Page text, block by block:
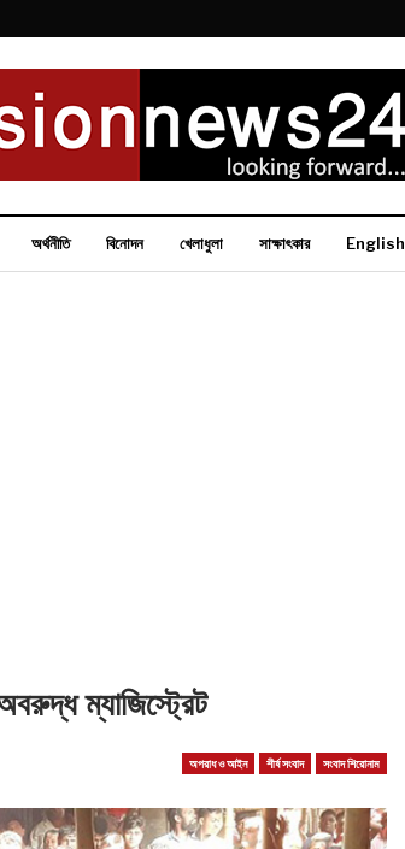
অর্থনীতি বিনোদন খেলাধুলা সাক্ষাৎকার English
ম্যাজিস্ট্রেট
অপরাধ ও আইন শীর্ষ সংবাদ সংবাদ শিরোনাম